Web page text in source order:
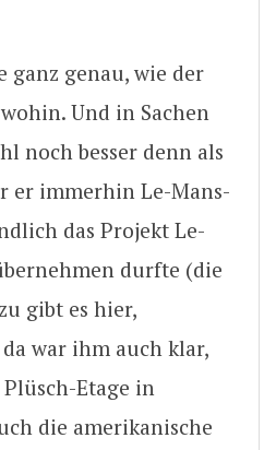
ganz genau, wie der
Und in Sachen
noch besser denn als
er immerhin Le-Mans-
das Projekt Le-
durfte (die
gibt es hier,
da war ihm auch klar,
Etage in
die amerikanische